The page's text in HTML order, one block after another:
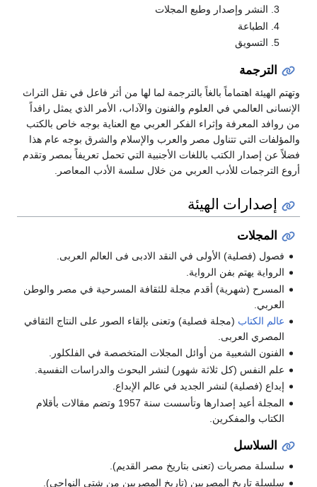
النشر وإصدار وطبع المجلات
الطباعة
التسويق
الترجمة
وتهتم الهيئة اهتماماً بالغاً بالترجمة لما لها من أثر فاعل في نقل التراث
الإنسانى العالمي في العلوم والفنون والآداب، الأمر الذي يمثل رافداً
من روافد المعرفة وإثراء الفكر العربي مع العناية بوجه خاص بالكتب
والمؤلفات التي تتناول مصر والعرب والإسلام والشرق بوجه عام هذا
فضلاً عن إصدار الكتب باللغات الأجنبية التي تحمل تعريفاً بمصر وتقدم
أروع الترجمات للأدب العربي من خلال سلسة الأدب المعاصر.
إصدارات الهيئة
المجلات
فصول (فصلية) الأولى في النقد الادبى فى العالم العربى.
الرواية يهتم بفن الرواية.
المسرح (شهرية) أقدم مجلة للثقافة المسرحية في مصر والوطن
العربي.
عالم الكتاب (مجلة فصلية) وتعنى بإلقاء الصور على النتاج الثقافي
المصري العربى.
الفنون الشعبية من أوائل المجلات المتخصصة في الفلكلور.
علم النفس (كل ثلاثة شهور) لنشر البحوث والدراسات النفسية.
إبداع (فصلية) لنشر الجديد في عالم الإبداع.
المجلة أعيد إصدارها وتأسست سنة 1957 وتضم مقالات بأقلام
الكتاب والمفكرين.
السلاسل
سلسلة مصريات (تعنى بتاريخ مصر القديم).
سلسلة تاريخ المصريين (تاريخ المصريين من شتى النواحي).